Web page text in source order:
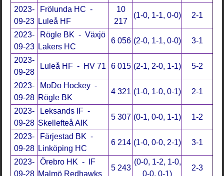
2023-
09-23
Frölunda HC -
Luleå HF
10
217
(1-0, 1-1, 0-0) 2-1
2023-
09-23
Rögle BK - Växjö
Lakers HC
6 056 (2-0, 1-1, 0-0) 3-1
2023-
09-28
Luleå HF - HV 71 6 015 (2-1, 2-0, 1-1) 5-2
2023-
09-28
MoDo Hockey -
Rögle BK
4 321 (1-0, 1-0, 0-1) 2-1
2023-
09-28
Leksands IF -
Skellefteå AIK
5 307 (0-1, 0-0, 1-1) 1-2
2023-
09-28
Färjestad BK -
Linköping HC
6 214 (1-0, 0-0, 2-1) 3-1
2023-
09-28
Örebro HK - IF
Malmö Redhawks
5 243
(0-0, 1-2, 1-0,
0-0, 0-1)
2-3